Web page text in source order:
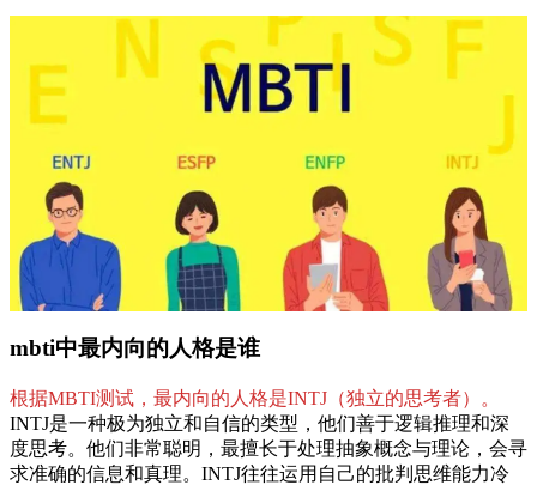
mbti中最内向的人格是谁
根据MBTI测试，最内向的人格是INTJ（独立的思考者）。
INTJ是一种极为独立和自信的类型，他们善于逻辑推理和深
度思考。他们非常聪明，最擅长于处理抽象概念与理论，会寻
求准确的信息和真理。INTJ往往运用自己的批判思维能力冷